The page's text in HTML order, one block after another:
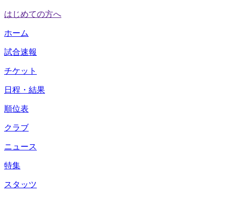
はじめての方へ
ホーム
試合速報
チケット
日程・結果
順位表
クラブ
ニュース
特集
スタッツ